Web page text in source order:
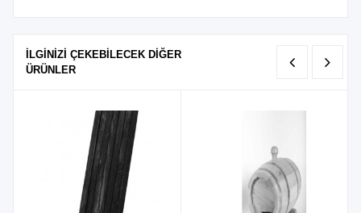
İLGİNİZİ ÇEKEBİLECEK DİĞER
ÜRÜNLER